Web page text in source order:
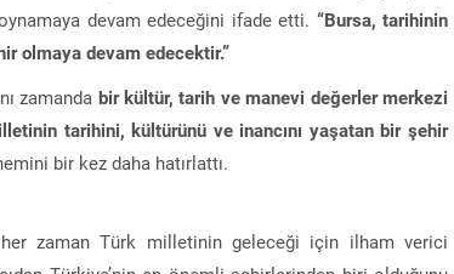
devam edeceğini ifade etti. “Bursa, tarihinin
olmaya devam edecektir.”
zamanda bir kültür, tarih ve manevi değerler merkezi
tarihini, kültürünü ve inancını yaşatan bir şehir
bir kez daha hatırlattı.
zaman Türk milletinin geleceği için ilham verici